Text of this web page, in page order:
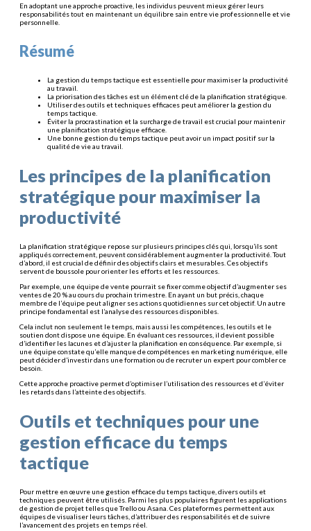
En adoptant une approche proactive, les individus peuvent mieux gérer leurs
responsabilités tout en maintenant un équilibre sain entre vie professionnelle et vie
personnelle.
Résumé
La gestion du temps tactique est essentielle pour maximiser la productivité
au travail.
La priorisation des tâches est un élément clé de la planification stratégique.
Utiliser des outils et techniques efficaces peut améliorer la gestion du
temps tactique.
Éviter la procrastination et la surcharge de travail est crucial pour maintenir
une planification stratégique efficace.
Une bonne gestion du temps tactique peut avoir un impact positif sur la
qualité de vie au travail.
Les principes de la planification
stratégique pour maximiser la
productivité
La planification stratégique repose sur plusieurs principes clés qui, lorsqu’ils sont
appliqués correctement, peuvent considérablement augmenter la productivité. Tout
d’abord, il est crucial de définir des objectifs clairs et mesurables. Ces objectifs
servent de boussole pour orienter les efforts et les ressources.
Par exemple, une équipe de vente pourrait se fixer comme objectif d’augmenter ses
ventes de 20 % au cours du prochain trimestre. En ayant un but précis, chaque
membre de l’équipe peut aligner ses actions quotidiennes sur cet objectif. Un autre
principe fondamental est l’analyse des ressources disponibles.
Cela inclut non seulement le temps, mais aussi les compétences, les outils et le
soutien dont dispose une équipe. En évaluant ces ressources, il devient possible
d’identifier les lacunes et d’ajuster la planification en conséquence. Par exemple, si
une équipe constate qu’elle manque de compétences en marketing numérique, elle
peut décider d’investir dans une formation ou de recruter un expert pour combler ce
besoin.
Cette approche proactive permet d’optimiser l’utilisation des ressources et d’éviter
les retards dans l’atteinte des objectifs.
Outils et techniques pour une
gestion efficace du temps
tactique
Pour mettre en œuvre une gestion efficace du temps tactique, divers outils et
techniques peuvent être utilisés. Parmi les plus populaires figurent les applications
de gestion de projet telles que Trello ou Asana. Ces plateformes permettent aux
équipes de visualiser leurs tâches, d’attribuer des responsabilités et de suivre
l’avancement des projets en temps réel.